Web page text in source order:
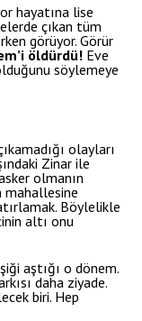
hayatına lise
çıkan tüm
görüyor. Görür
öldürdü! Eve
söylemeye
olayları
Zinar ile
olmanın
mahallesine
Böylelikle
altı onu
aştığı o dönem.
daha ziyade.
biri. Hep